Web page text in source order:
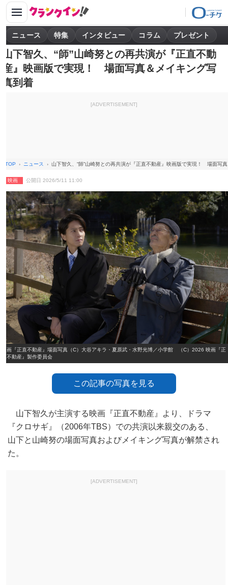
ニュース 特集 インタビュー コラム プレゼント
山下智久、“師”山崎努との再共演が『正直不動
産』映画版で実現！ 場面写真＆メイキング写
真到着
[ADVERTISEMENT]
TOP ニュース 山下智久、“師”山崎努との再共演が『正直不動産』映画版で実現！ 場面写
映画 公開日 2026/5/11 11:00
映画『正直不動産』場面写真（C）大谷アキラ・夏原武・水野光博／小学館 （C）2026 映画『正
直不動産』製作委員会
この記事の写真を見る
山下智久が主演する映画『正直不動産』より、ドラマ
『クロサギ』（2006年TBS）での共演以来親交のある、
山下と山崎努の場面写真およびメイキング写真が解禁され
た。
[ADVERTISEMENT]